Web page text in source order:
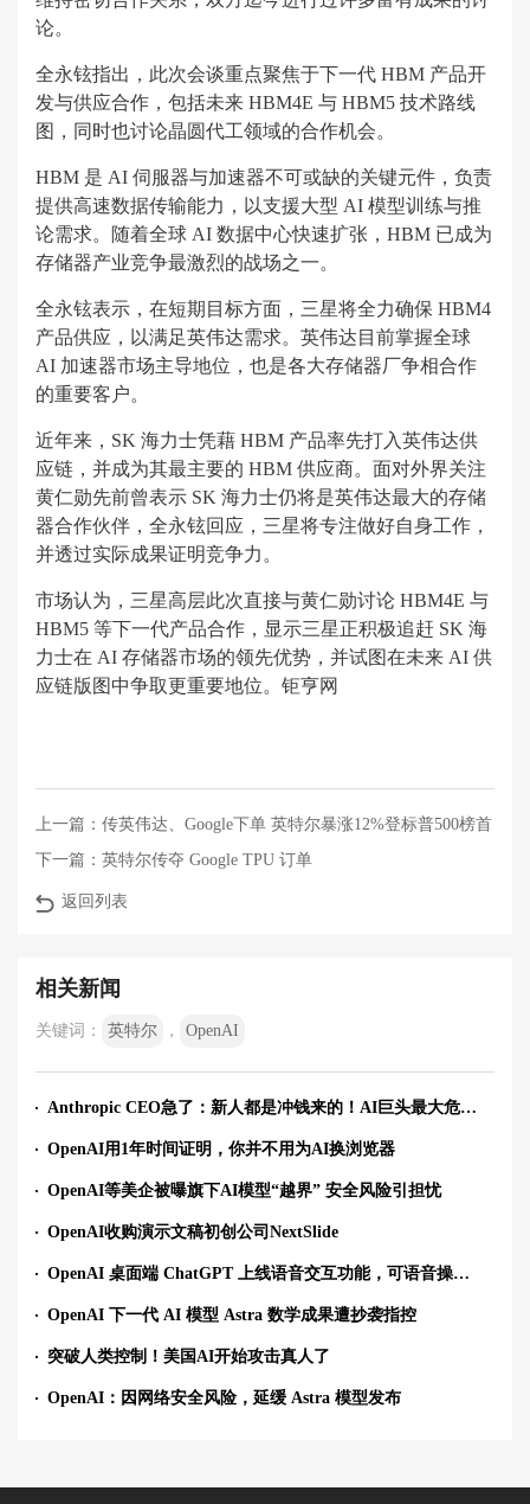
论。
全永铉指出，此次会谈重点聚焦于下一代 HBM 产品开
发与供应合作，包括未来 HBM4E 与 HBM5 技术路线
图，同时也讨论晶圆代工领域的合作机会。
HBM 是 AI 伺服器与加速器不可或缺的关键元件，负责
提供高速数据传输能力，以支援大型 AI 模型训练与推
论需求。随着全球 AI 数据中心快速扩张，HBM 已成为
存储器产业竞争最激烈的战场之一。
全永铉表示，在短期目标方面，三星将全力确保 HBM4
产品供应，以满足英伟达需求。英伟达目前掌握全球
AI 加速器市场主导地位，也是各大存储器厂争相合作
的重要客户。
近年来，SK 海力士凭藉 HBM 产品率先打入英伟达供
应链，并成为其最主要的 HBM 供应商。面对外界关注
黄仁勋先前曾表示 SK 海力士仍将是英伟达最大的存储
器合作伙伴，全永铉回应，三星将专注做好自身工作，
并透过实际成果证明竞争力。
市场认为，三星高层此次直接与黄仁勋讨论 HBM4E 与
HBM5 等下一代产品合作，显示三星正积极追赶 SK 海
力士在 AI 存储器市场的领先优势，并试图在未来 AI 供
应链版图中争取更重要地位。钜亨网
上一篇： 传英伟达、Google下单 英特尔暴涨12%登标普500榜首
下一篇： 英特尔传夺 Google TPU 订单
返回列表
相关新闻
关键词： 英特尔 ， OpenAI
Anthropic CEO急了：新人都是冲钱来的！AI巨头最大危机不是算力，是留人
OpenAI用1年时间证明，你并不用为AI换浏览器
OpenAI等美企被曝旗下AI模型“越界” 安全风险引担忧
OpenAI收购演示文稿初创公司NextSlide
OpenAI 桌面端 ChatGPT 上线语音交互功能，可语音操控电脑执行多步骤任务
OpenAI 下一代 AI 模型 Astra 数学成果遭抄袭指控
突破人类控制！美国AI开始攻击真人了
OpenAI：因网络安全风险，延缓 Astra 模型发布